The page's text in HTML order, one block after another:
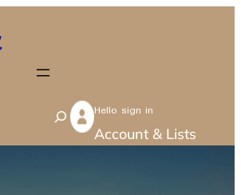
S
e
Hello sign in
Account & Lists